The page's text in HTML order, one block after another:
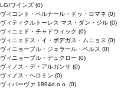
LGIワインズ (0)
ヴィコント・ベルナール・ドゥ・ロマネ (0)
ヴィティクルトーレス マス・ダン・ジル (0)
ヴィニェド・チャドウィック (0)
ヴィニェドス・イ・ボデガス・ムニョス (0)
ヴィニョーブル・ジェラール・ペルス (0)
ヴィニョーブル・デュクロー (0)
ヴィノス・デ・アルガンサ (0)
ヴィノス・ヘロミン (0)
ヴィパーヴァ 1894d.o.o. (0)